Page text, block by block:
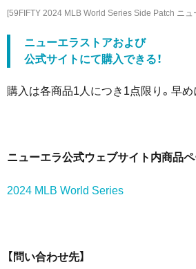
[59FIFTY 2024 MLB World Series Side Patch ニュ
ニューエラストアおよび
公式サイトにて購入できる！
購入は各商品1人につき1点限り。早め
ニューエラ公式ウェブサイト内商品
2024 MLB World Series
【問い合わせ先】